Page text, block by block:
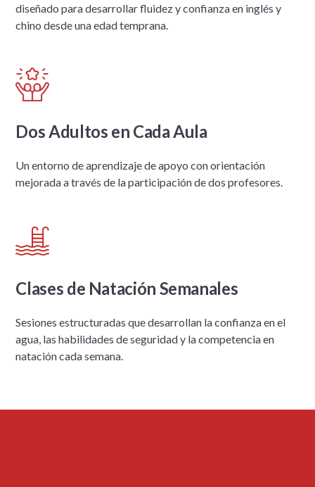
diseñado para desarrollar fluidez y confianza en inglés y
chino desde una edad temprana.
Dos Adultos en Cada Aula
Un entorno de aprendizaje de apoyo con orientación
mejorada a través de la participación de dos profesores.
Clases de Natación Semanales
Sesiones estructuradas que desarrollan la confianza en el
agua, las habilidades de seguridad y la competencia en
natación cada semana.